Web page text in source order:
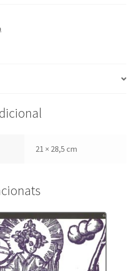
21 × 28,5 cm